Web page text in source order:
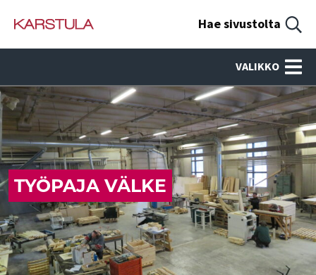
Hae sivustolta
VALIKKO
TYÖPAJA VÄLKE